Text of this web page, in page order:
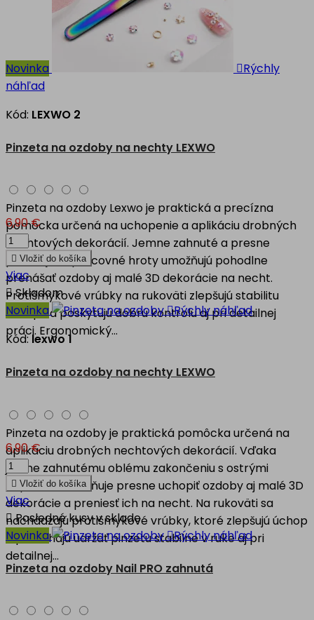
Novinka Rýchly
náhľad
Kód: LEXWO 2
Pinzeta na ozdoby na nechty LEXWO
Pinzeta na ozdoby Lexwo je praktická a precízna
pomôcka určená na uchopenie a aplikáciu drobných
nechtových dekorácií. Jemne zahnuté a presne
priliehajúce pracovné hroty umožňujú pohodlne
prenášať ozdoby aj malé 3D dekorácie na necht.
Protišmykové vrúbky na rukoväti zlepšujú stabilitu
úchopu a poskytujú dobrú kontrolu aj pri detailnej
práci. Ergonomický...
6,90 €
 Vložiť do košíka
Viac
Skladom
Novinka
Rýchly náhľad
Kód:lexwo 1
Pinzeta na ozdoby na nechty LEXWO
Pinzeta na ozdoby je praktická pomôcka určená na
aplikáciu drobných nechtových dekorácií. Vďaka
jemne zahnutému oblému zakončeniu s ostrými
čepeľami umožňuje presne uchopiť ozdoby aj malé 3D
dekorácie a preniesť ich na necht. Na rukoväti sa
nachádzajú protišmykové vrúbky, ktoré zlepšujú úchop
a pomáhajú udržať pinzetu stabilne v ruke aj pri
detailnej...
6,90 €
 Vložiť do košíka
Viac
Posledné kusy v sklade
Novinka
Rýchly náhľad
Pinzeta na ozdoby Nail PRO zahnutá